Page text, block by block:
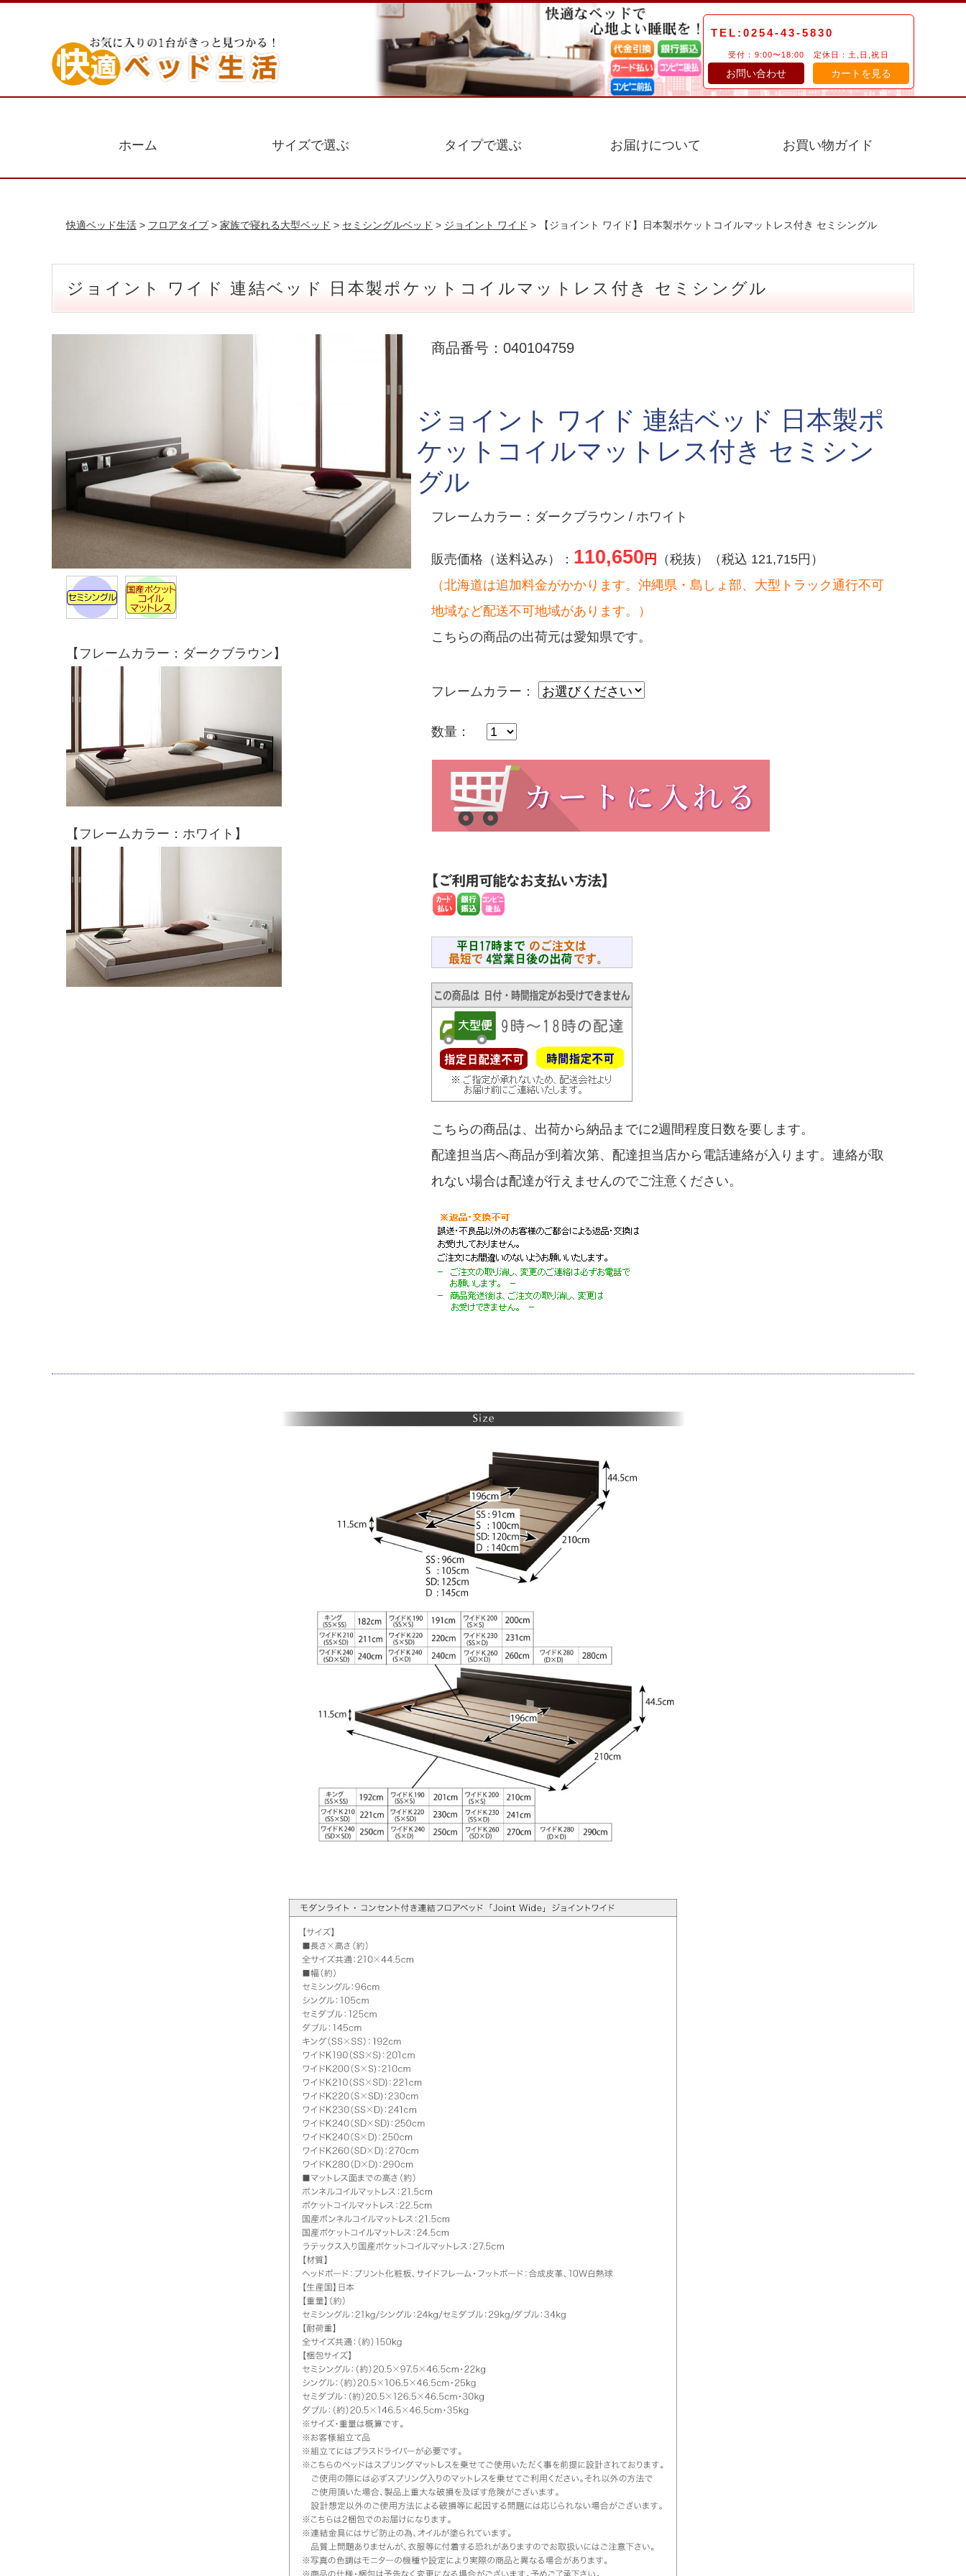
TEL:0254-43-5830
受付：9:00〜18:00 定休日：土,日,祝日
お問い合わせ カートを見る
ホーム サイズで選ぶ タイプで選ぶ お届けについて お買い物ガイド
快適ベッド生活 > フロアタイプ> 家族で寝れる大型ベッド > セミシングルベッド > ジョイント ワイド > 【ジョイント ワイド】日本製ポケットコイルマットレス付き セミシングル
ジョイント ワイド 連結ベッド 日本製ポケットコイルマットレス付き セミシングル
【フレームカラー：ダークブラウン】
【フレームカラー：ホワイト】
商品番号：040104759
ジョイント ワイド 連結ベッド 日本製ポ
ケットコイルマットレス付き セミシン
グル
フレームカラー：ダークブラウン / ホワイト
販売価格（送料込み）： 110,650 円
（税抜）（税込 121,715円）
（北海道は追加料金がかかります。沖縄県・島しょ部、大型トラック通行不可
地域など配送不可地域があります。）
こちらの商品の出荷元は愛知県です。
フレームカラー：
数量：
こちらの商品は、出荷から納品までに2週間程度日数を要します。
配達担当店へ商品が到着次第、配達担当店から電話連絡が入ります。連絡が取
れない場合は配達が行えませんのでご注意ください。